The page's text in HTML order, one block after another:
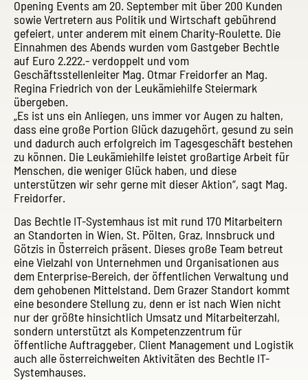
Opening Events am 20. September mit über 200 Kunden
sowie Vertretern aus Politik und Wirtschaft gebührend
gefeiert, unter anderem mit einem Charity-Roulette. Die
Einnahmen des Abends wurden vom Gastgeber Bechtle
auf Euro 2.222.- verdoppelt und vom
Geschäftsstellenleiter Mag. Otmar Freidorfer an Mag.
Regina Friedrich von der Leukämiehilfe Steiermark
übergeben.
„Es ist uns ein Anliegen, uns immer vor Augen zu halten,
dass eine große Portion Glück dazugehört, gesund zu sein
und dadurch auch erfolgreich im Tagesgeschäft bestehen
zu können. Die Leukämiehilfe leistet großartige Arbeit für
Menschen, die weniger Glück haben, und diese
unterstützen wir sehr gerne mit dieser Aktion“, sagt Mag.
Freidorfer.
Das Bechtle IT-Systemhaus ist mit rund 170 Mitarbeitern
an Standorten in Wien, St. Pölten, Graz, Innsbruck und
Götzis in Österreich präsent. Dieses große Team betreut
eine Vielzahl von Unternehmen und Organisationen aus
dem Enterprise-Bereich, der öffentlichen Verwaltung und
dem gehobenen Mittelstand. Dem Grazer Standort kommt
eine besondere Stellung zu, denn er ist nach Wien nicht
nur der größte hinsichtlich Umsatz und Mitarbeiterzahl,
sondern unterstützt als Kompetenzzentrum für
öffentliche Auftraggeber, Client Management und Logistik
auch alle österreichweiten Aktivitäten des Bechtle IT-
Systemhauses.